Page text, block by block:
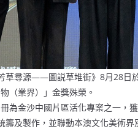
草尋源——圖説草堆街》8月28日
（業界）」金獎殊榮。
為金沙中國片區活化專案之一，
籌及製作，並聯動本澳文化美術